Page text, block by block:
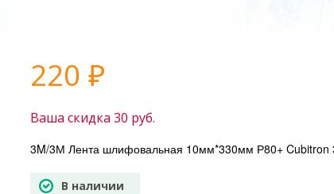
220 ₽
Ваша скидка 30 руб.
3M/3М Лента шлифовальная 10мм*330мм Р80+ Cubitron
В наличии